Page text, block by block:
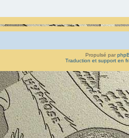
Propulsé par
Traduction et support en